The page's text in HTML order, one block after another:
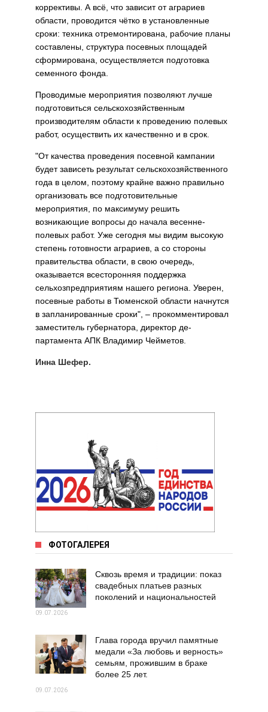
коррективы. А всё, что зависит от аграриев
области, проводится чётко в установленные
сроки: техника отремонтирована, рабочие планы
составлены, струк­тура посевных площадей
сформирована, осуществляется подготовка
семенного фонда.
Проводимые мероприятия позволяют лучше
подготовиться сельско­хозяйственным
производителям области к проведению полевых
работ, осуществить их качественно и в срок.
"От качества проведения посевной кампании
будет зависеть ре­зультат сельскохозяйственного
года в целом, поэтому крайне важно правильно
организовать все подготовительные
мероприятия, по мак­симуму решить
возникающие вопросы до начала весенне-
полевых работ. Уже сегодня мы видим высокую
степень готовности аграриев, а со стороны
правительства области, в свою очередь,
оказывается все­сторонняя поддержка
сельхозпредприятиям нашего региона. Уверен,
посевные работы в Тюменской области начнутся
в запланированные сроки", – прокомментировал
заместитель губернатора, директор де­
партамента АПК Владимир Чейметов.
Инна Шефер.
ФОТОГАЛЕРЕЯ
Сквозь время и традиции: показ
свадебных платьев разных
поколений и национальностей
09.07.2026
Глава города вручил памятные
медали «За любовь и верность»
семьям, прожившим в браке
более 25 лет.
09.07.2026